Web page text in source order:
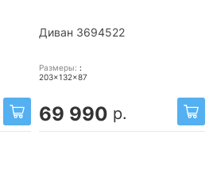
Диван 3694522
Размеры: :
203x132x87
69 990 р.